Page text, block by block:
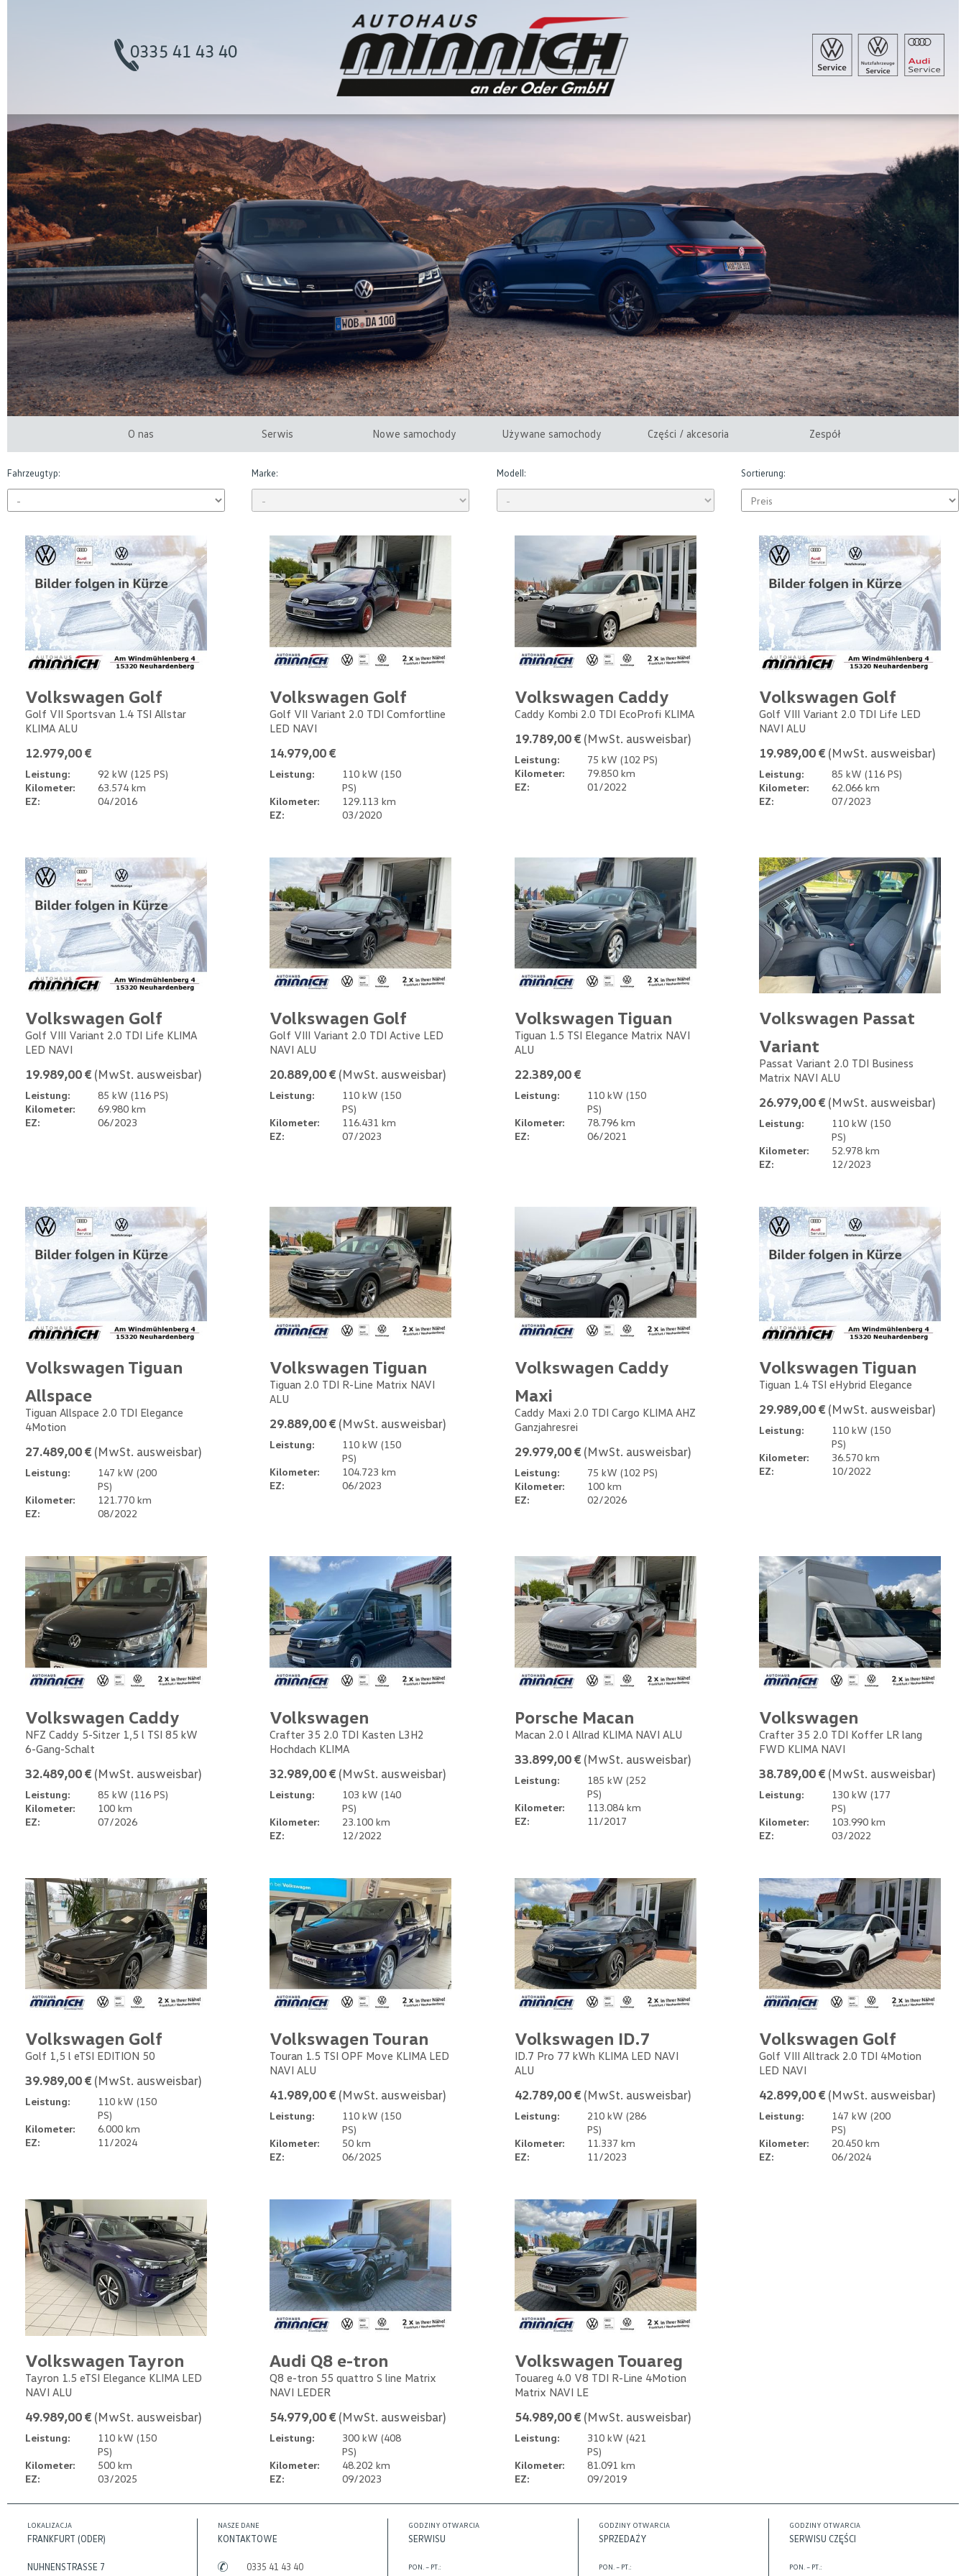
O nas Serwis Nowe samochody Używane samochody Części / akcesoria Zespół
Fahrzeugtyp: Marke: Modell: Sortierung:
Volkswagen Golf
Golf VII Sportsvan 1.4 TSI Allstar
KLIMA ALU
12.979,00 €
Leistung:
92 kW (125 PS)
Kilometer:
63.574 km
EZ:
04/2016
Volkswagen Golf
Golf VII Variant 2.0 TDI Comfortline
LED NAVI
14.979,00 €
Leistung:
110 kW (150
PS)
Kilometer:
129.113 km
EZ:
03/2020
Volkswagen Caddy
Caddy Kombi 2.0 TDI EcoProfi KLIMA
19.789,00 € (MwSt. ausweisbar)
Leistung:
75 kW (102 PS)
Kilometer:
79.850 km
EZ:
01/2022
Volkswagen Golf
Golf VIII Variant 2.0 TDI Life LED
NAVI ALU
19.989,00 € (MwSt. ausweisbar)
Leistung:
85 kW (116 PS)
Kilometer:
62.066 km
EZ:
07/2023
Volkswagen Golf
Golf VIII Variant 2.0 TDI Life KLIMA
LED NAVI
19.989,00 € (MwSt. ausweisbar)
Leistung:
85 kW (116 PS)
Kilometer:
69.980 km
EZ:
06/2023
Volkswagen Golf
Golf VIII Variant 2.0 TDI Active LED
NAVI ALU
20.889,00 € (MwSt. ausweisbar)
Leistung:
110 kW (150
PS)
Kilometer:
116.431 km
EZ:
07/2023
Volkswagen Tiguan
Tiguan 1.5 TSI Elegance Matrix NAVI
ALU
22.389,00 €
Leistung:
110 kW (150
PS)
Kilometer:
78.796 km
EZ:
06/2021
Volkswagen Passat
Variant
Passat Variant 2.0 TDI Business
Matrix NAVI ALU
26.979,00 € (MwSt. ausweisbar)
Leistung:
110 kW (150
PS)
Kilometer:
52.978 km
EZ:
12/2023
Volkswagen Tiguan
Allspace
Tiguan Allspace 2.0 TDI Elegance
4Motion
27.489,00 € (MwSt. ausweisbar)
Leistung:
147 kW (200
PS)
Kilometer:
121.770 km
EZ:
08/2022
Volkswagen Tiguan
Tiguan 2.0 TDI R-Line Matrix NAVI
ALU
29.889,00 € (MwSt. ausweisbar)
Leistung:
110 kW (150
PS)
Kilometer:
104.723 km
EZ:
06/2023
Volkswagen Caddy
Maxi
Caddy Maxi 2.0 TDI Cargo KLIMA AHZ
Ganzjahresrei
29.979,00 € (MwSt. ausweisbar)
Leistung:
75 kW (102 PS)
Kilometer:
100 km
EZ:
02/2026
Volkswagen Tiguan
Tiguan 1.4 TSI eHybrid Elegance
29.989,00 € (MwSt. ausweisbar)
Leistung:
110 kW (150
PS)
Kilometer:
36.570 km
EZ:
10/2022
Volkswagen Caddy
NFZ Caddy 5-Sitzer 1,5 l TSI 85 kW
6-Gang-Schalt
32.489,00 € (MwSt. ausweisbar)
Leistung:
85 kW (116 PS)
Kilometer:
100 km
EZ:
07/2026
Volkswagen
Crafter 35 2.0 TDI Kasten L3H2
Hochdach KLIMA
32.989,00 € (MwSt. ausweisbar)
Leistung:
103 kW (140
PS)
Kilometer:
23.100 km
EZ:
12/2022
Porsche Macan
Macan 2.0 l Allrad KLIMA NAVI ALU
33.899,00 € (MwSt. ausweisbar)
Leistung:
185 kW (252
PS)
Kilometer:
113.084 km
EZ:
11/2017
Volkswagen
Crafter 35 2.0 TDI Koffer LR lang
FWD KLIMA NAVI
38.789,00 € (MwSt. ausweisbar)
Leistung:
130 kW (177
PS)
Kilometer:
103.990 km
EZ:
03/2022
Volkswagen Golf
Golf 1,5 l eTSI EDITION 50
39.989,00 € (MwSt. ausweisbar)
Leistung:
110 kW (150
PS)
Kilometer:
6.000 km
EZ:
11/2024
Volkswagen Touran
Touran 1.5 TSI OPF Move KLIMA LED
NAVI ALU
41.989,00 € (MwSt. ausweisbar)
Leistung:
110 kW (150
PS)
Kilometer:
50 km
EZ:
06/2025
Volkswagen ID.7
ID.7 Pro 77 kWh KLIMA LED NAVI
ALU
42.789,00 € (MwSt. ausweisbar)
Leistung:
210 kW (286
PS)
Kilometer:
11.337 km
EZ:
11/2023
Volkswagen Golf
Golf VIII Alltrack 2.0 TDI 4Motion
LED NAVI
42.899,00 € (MwSt. ausweisbar)
Leistung:
147 kW (200
PS)
Kilometer:
20.450 km
EZ:
06/2024
Volkswagen Tayron
Tayron 1.5 eTSI Elegance KLIMA LED
NAVI ALU
49.989,00 € (MwSt. ausweisbar)
Leistung:
110 kW (150
PS)
Kilometer:
500 km
EZ:
03/2025
Audi Q8 e-tron
Q8 e-tron 55 quattro S line Matrix
NAVI LEDER
54.979,00 € (MwSt. ausweisbar)
Leistung:
300 kW (408
PS)
Kilometer:
48.202 km
EZ:
09/2023
Volkswagen Touareg
Touareg 4.0 V8 TDI R-Line 4Motion
Matrix NAVI LE
54.989,00 € (MwSt. ausweisbar)
Leistung:
310 kW (421
PS)
Kilometer:
81.091 km
EZ:
09/2019
LOKALIZACJA
FRANKFURT (ODER)
NUHNENSTRASSE 7
NASZE DANE
KONTAKTOWE
0335 41 43 40
GODZINY OTWARCIA
SERWISU
PON. – PT.:
GODZINY OTWARCIA
SPRZEDAŻY
PON. – PT.:
GODZINY OTWARCIA
SERWISU CZĘŚCI
PON. – PT.: